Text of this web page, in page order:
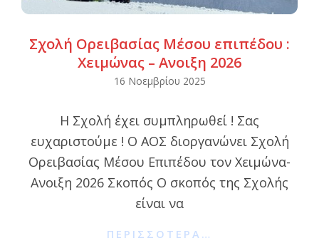
Σχολή Ορειβασίας Μέσου επιπέδου :
Χειμώνας – Ανοιξη 2026
16 Νοεμβρίου 2025
Η Σχολή έχει συμπληρωθεί ! Σας
ευχαριστούμε ! Ο ΑΟΣ διοργανώνει Σχολή
Ορειβασίας Μέσου Επιπέδου τον Χειμώνα-
Ανοιξη 2026 Σκοπός Ο σκοπός της Σχολής
είναι να
ΠΕΡΙΣΣΌΤΕΡΑ…